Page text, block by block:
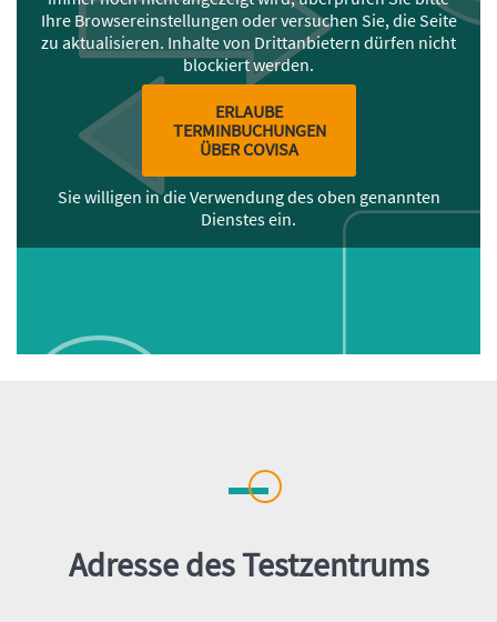
Ihre Browsereinstellungen oder versuchen Sie, die Seite
zu aktualisieren. Inhalte von Drittanbietern dürfen nicht
blockiert werden.
ERLAUBE
TERMINBUCHUNGEN
ÜBER COVISA
Sie willigen in die Verwendung des oben genannten
Dienstes ein.
Adresse des Testzentrums